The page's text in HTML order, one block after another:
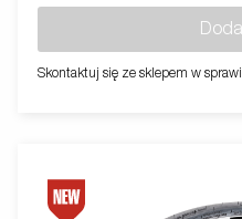
Skontaktuj się ze sklepem w